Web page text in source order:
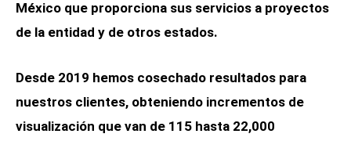
México que proporciona sus servicios a proyectos
de la entidad y de otros estados.
Desde 2019 hemos cosechado resultados para
nuestros clientes, obteniendo incrementos de
visualización que van de 115 hasta 22,000